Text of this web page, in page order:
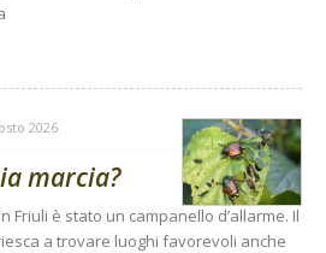
2026
marcia?
Friuli è stato un campanello d’allarme. Il
a trovare luoghi favorevoli anche